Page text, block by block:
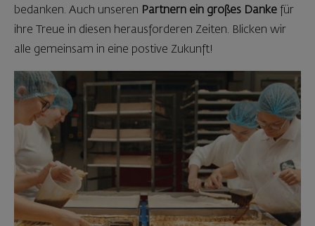
bedanken. Auch unseren Partnern ein großes Danke für
ihre Treue in diesen herausforderen Zeiten. Blicken wir
alle gemeinsam in eine postive Zukunft!